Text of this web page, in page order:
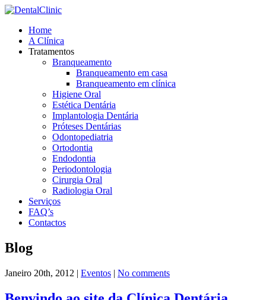
Home
A Clínica
Tratamentos
Branqueamento
Branqueamento em casa
Branqueamento em clínica
Higiene Oral
Estética Dentária
Implantologia Dentária
Próteses Dentárias
Odontopediatria
Ortodontia
Endodontia
Periodontologia
Cirurgia Oral
Radiologia Oral
Serviços
FAQ’s
Contactos
Blog
Janeiro 20th, 2012 | Eventos | No comments